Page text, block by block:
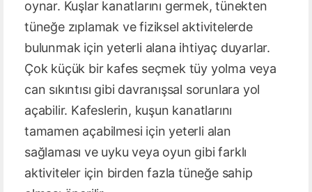
oynar. Kuşlar kanatlarını germek, tünekten
tüneğe zıplamak ve fiziksel aktivitelerde
bulunmak için yeterli alana ihtiyaç duyarlar.
Çok küçük bir kafes seçmek tüy yolma veya
can sıkıntısı gibi davranışsal sorunlara yol
açabilir. Kafeslerin, kuşun kanatlarını
tamamen açabilmesi için yeterli alan
sağlaması ve uyku veya oyun gibi farklı
aktiviteler için birden fazla tüneğe sahip